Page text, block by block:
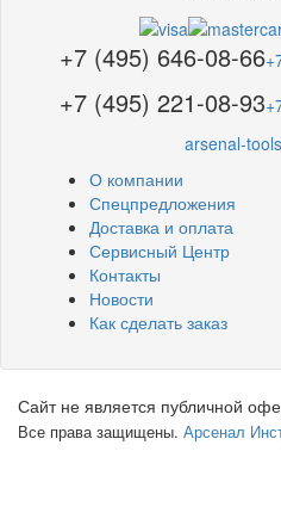
+7 (495) 646-08-66
+7 (495) 221-08-93
arsenal-
О компании
Спецпредложения
Доставка и оплата
Сервисный Центр
Контакты
Новости
Как сделать заказ
Сайт не является публичной
Все права защищены. Арсенал